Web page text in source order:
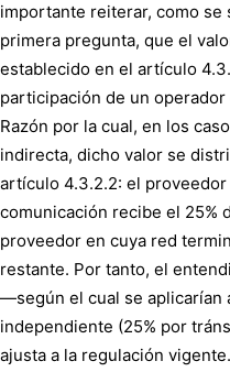
importante reiterar, como se
primera pregunta, que el
establecido en el artículo
participación de un
Razón por la cual, en los
indirecta, dicho valor se
artículo 4.3.2.2: el
comunicación recibe el 25%
proveedor en cuya red
restante. Por tanto, el
—según el cual se aplicarían
independiente (25% por
ajusta a la regulación